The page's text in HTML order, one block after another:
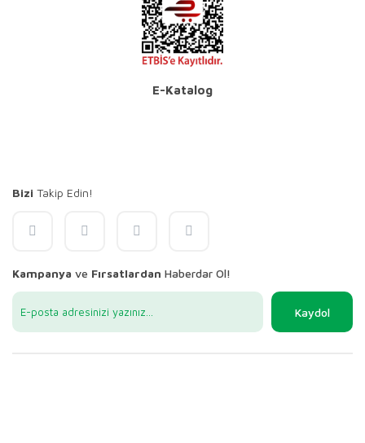
E-Katalog
Bizi Takip Edin!
Kampanya ve Fırsatlardan Haberdar Ol!
Kaydol